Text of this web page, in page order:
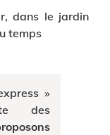
dans le jardin
temps
»
des